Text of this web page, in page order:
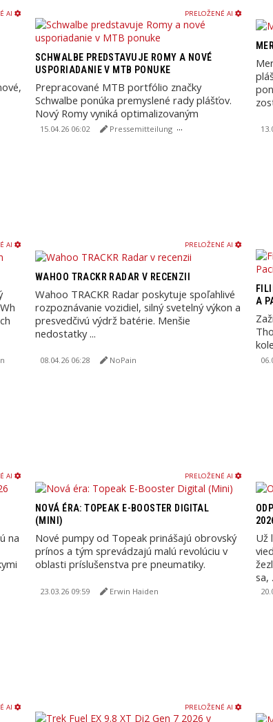
AI PRELOŽENÉ AI
SCHWALBE PREDSTAVUJE ROMY A NOVÉ
USPORIADANIE V MTB PONUKE
Prepracované MTB portfólio značky
Schwalbe ponúka premyslené rady plášťov.
Nový Romy vyniká optimalizovaným
trailovým výkonom, zlepšenou ...
15.04.26 06:02 Pressemitteilung
AI PRELOŽENÉ AI
WAHOO TRACKR RADAR V RECENZII
Wahoo TRACKR Radar poskytuje spoľahlivé
rozpoznávanie vozidiel, silný svetelný výkon a
presvedčivú výdrž batérie. Menšie
nedostatky ...
08.04.26 06:28 NoPain
A
AI
na
PRELOŽENÉ AI
NOVÁ ÉRA: TOPEAK E-BOOSTER DIGITAL
(MINI)
Nové pumpy od Topeak prinášajú obrovský
prínos a tým sprevádzajú malú revolúciu v
oblasti príslušenstva pre pneumatiky.
23.03.26 09:59 Erwin Haiden
Už
sa,
AI PRELOŽENÉ AI